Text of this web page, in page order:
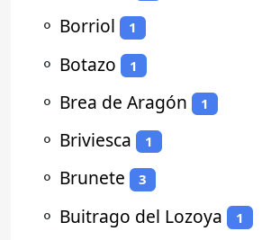
⚬ Borriol 1
⚬ Botazo 1
⚬ Brea de Aragón 1
⚬ Briviesca 1
⚬ Brunete 3
⚬ Buitrago del Lozoya 1